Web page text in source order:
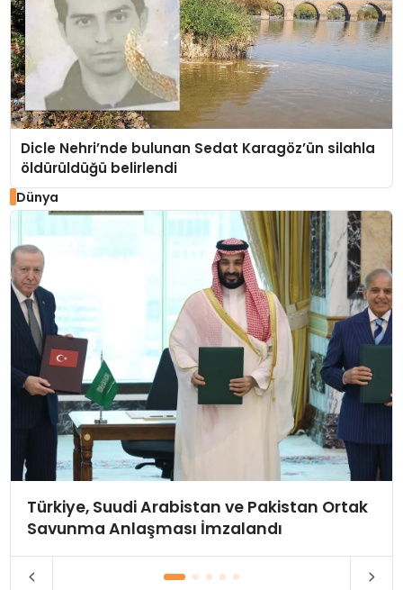
Dicle Nehri’nde bulunan Sedat Karagöz’ün silahla
öldürüldüğü belirlendi
Dünya
Türkiye, Suudi Arabistan ve Pakistan Ortak
Savunma Anlaşması İmzalandı